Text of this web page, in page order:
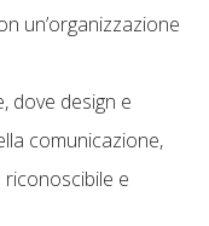
un’organizzazione
dove design e
comunicazione,
e